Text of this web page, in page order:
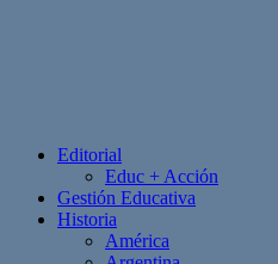
Editorial
Educ + Acción
Gestión Educativa
Historia
América